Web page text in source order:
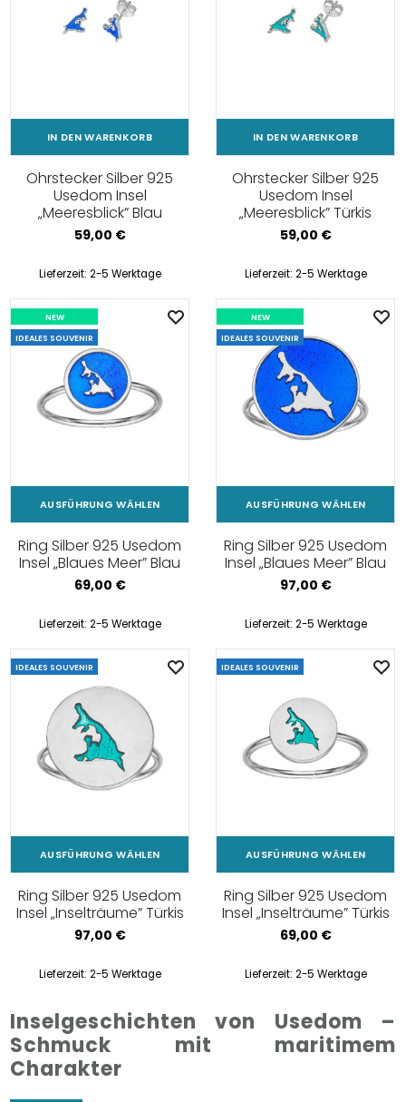
IN DEN WARENKORB
Ohrstecker Silber 925
Usedom Insel
„Meeresblick” Blau
59,00 €
Lieferzeit: 2-5 Werktage
IN DEN WARENKORB
Ohrstecker Silber 925
Usedom Insel
„Meeresblick” Türkis
59,00 €
Lieferzeit: 2-5 Werktage
NEW
IDEALES SOUVENIR
AUSFÜHRUNG WÄHLEN
Ring Silber 925 Usedom
Insel „Blaues Meer” Blau
69,00 €
Lieferzeit: 2-5 Werktage
NEW
IDEALES SOUVENIR
AUSFÜHRUNG WÄHLEN
Ring Silber 925 Usedom
Insel „Blaues Meer” Blau
97,00 €
Lieferzeit: 2-5 Werktage
IDEALES SOUVENIR
AUSFÜHRUNG WÄHLEN
Ring Silber 925 Usedom
Insel „Inselträume” Türkis
97,00 €
Lieferzeit: 2-5 Werktage
IDEALES SOUVENIR
AUSFÜHRUNG WÄHLEN
Ring Silber 925 Usedom
Insel „Inselträume” Türkis
69,00 €
Lieferzeit: 2-5 Werktage
Inselgeschichten von Usedom –
Schmuck mit maritimem
Charakter